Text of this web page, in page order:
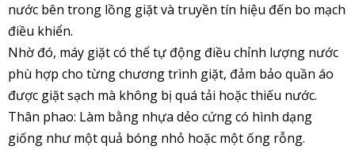
nước bên trong lồng giặt và truyền tín hiệu đến bo mạch
điều khiển.
Nhờ đó, máy giặt có thể tự động điều chỉnh lượng nước
phù hợp cho từng chương trình giặt, đảm bảo quần áo
được giặt sạch mà không bị quá tải hoặc thiếu nước.
Thân phao: Làm bằng nhựa dẻo cứng có hình dạng
giống như một quả bóng nhỏ hoặc một ống rỗng.